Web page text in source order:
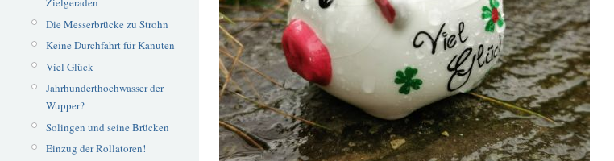
Die Messerbrücke zu Strohn
Keine Durchfahrt für Kanuten
Viel Glück
Jahrhunderthochwasser der
Wupper?
Solingen und seine Brücken
Einzug der Rollatoren!